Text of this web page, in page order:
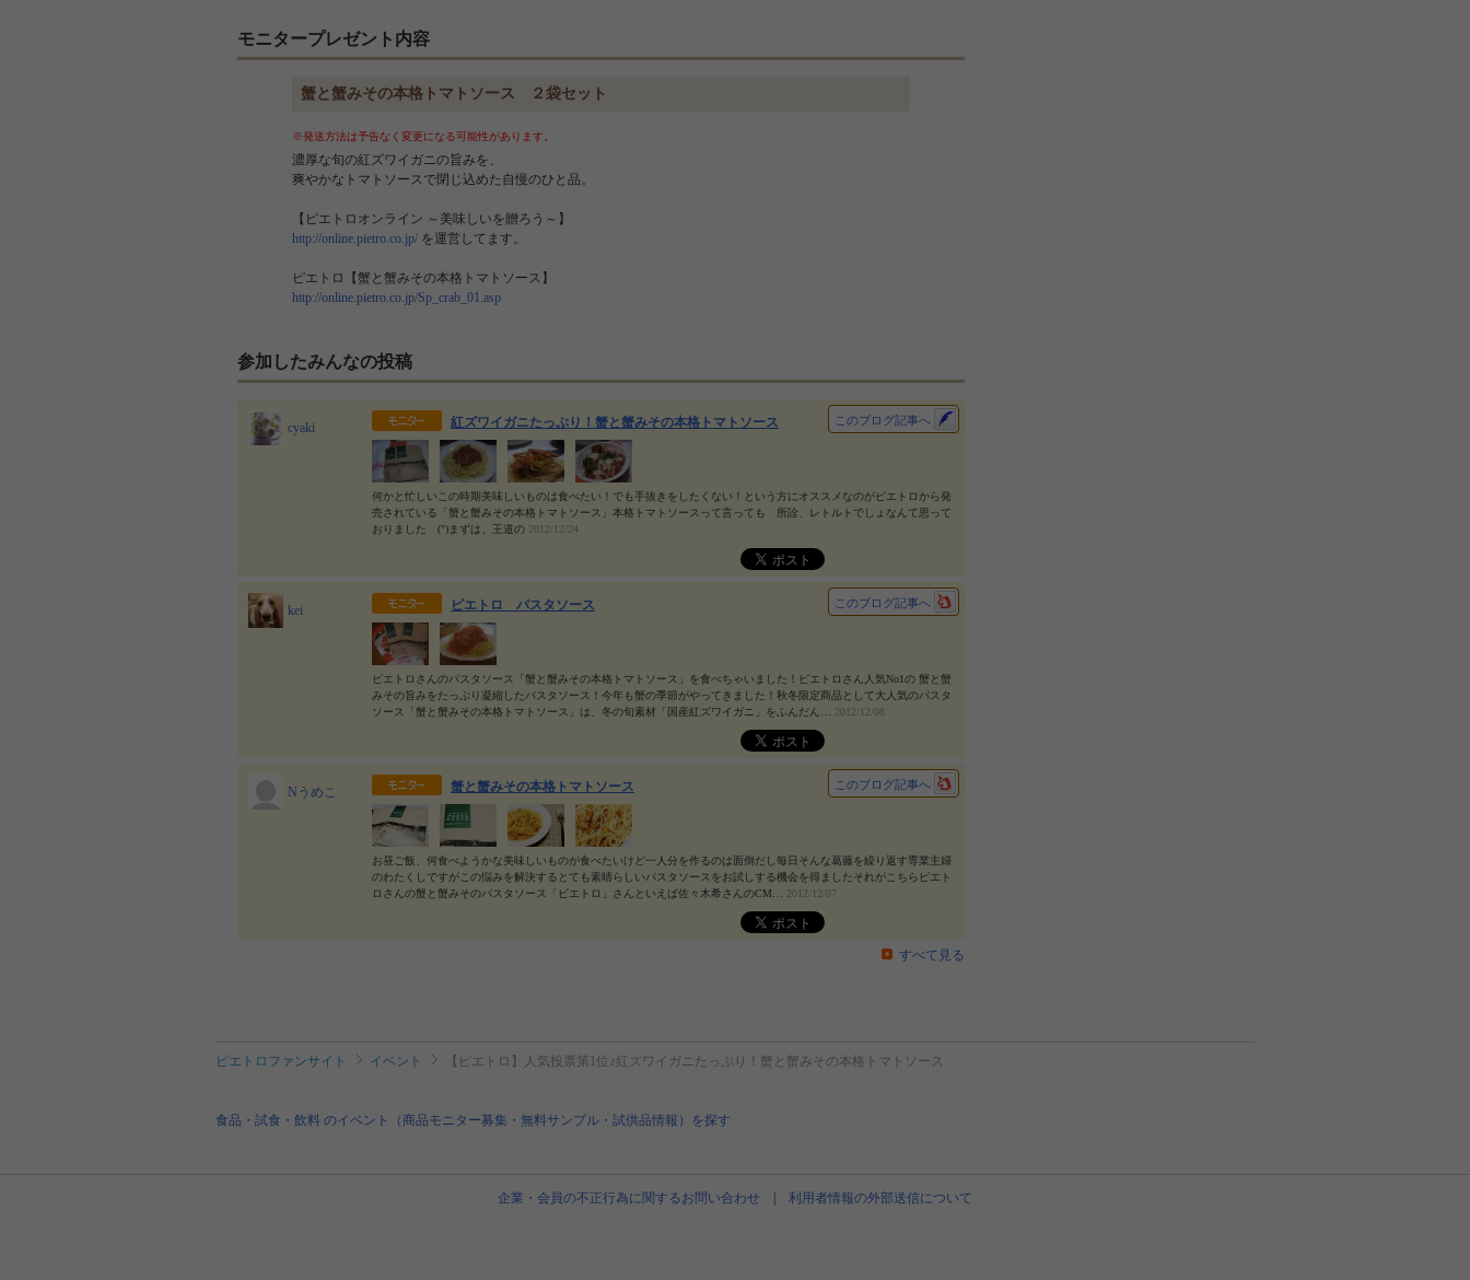
モニタープレゼント内容
蟹と蟹みその本格トマトソース ２袋セット
※発送方法は予告なく変更になる可能性があります。
濃厚な旬の紅ズワイガニの旨みを、
爽やかなトマトソースで閉じ込めた自慢のひと品。
【ピエトロオンライン ～美味しいを贈ろう～】
http://online.pietro.co.jp/ を運営してます。
ピエトロ【蟹と蟹みその本格トマトソース】
http://online.pietro.co.jp/Sp_crab_01.asp
参加したみんなの投稿
cyaki 紅ズワイガニたっぷり！蟹と蟹みその本格トマトソース
何かと忙しいこの時期美味しいものは食べたい！でも手抜きをしたくない！という方にオススメなのがピエトロから発
売されている「蟹と蟹みその本格トマトソース」本格トマトソースって言っても 所詮、レトルトでしょなんて思って
おりました (")まずは、王道の 2012/12/24
このブログ記事へ
kei ピエトロ パスタソース
ピエトロさんのパスタソース「蟹と蟹みその本格トマトソース」を食べちゃいました！ピエトロさん人気No1の 蟹と蟹
みその旨みをたっぷり凝縮したパスタソース！今年も蟹の季節がやってきました！秋冬限定商品として大人気のパスタ
ソース「蟹と蟹みその本格トマトソース」は、冬の旬素材「国産紅ズワイガニ」をふんだん… 2012/12/08
このブログ記事へ
Nうめこ 蟹と蟹みその本格トマトソース
お昼ご飯、何食べようかな美味しいものが食べたいけど一人分を作るのは面倒だし毎日そんな葛藤を繰り返す専業主婦
のわたくしですがこの悩みを解決するとても素晴らしいパスタソースをお試しする機会を得ましたそれがこちらピエト
ロさんの蟹と蟹みそのパスタソース「ピエトロ」さんといえば佐々木希さんのCM… 2012/12/07
このブログ記事へ
すべて見る
ピエトロファンサイト イベント 【ピエトロ】人気投票第1位♪紅ズワイガニたっぷり！蟹と蟹みその本格トマトソース
食品・試食・飲料 のイベント（商品モニター募集・無料サンプル・試供品情報）を探す
企業・会員の不正行為に関するお問い合わせ | 利用者情報の外部送信について